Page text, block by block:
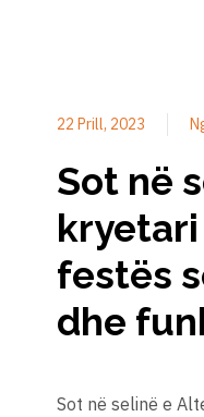
22 Prill, 2023
Sot në
kryetari
festës
dhe
Sot në selinë e